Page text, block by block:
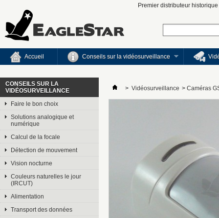
Premier distributeur
Accueil Conseils sur la vidéosurveillance
CONSEILS SUR LA
VIDÉOSURVEILLANCE
Faire le bon choix
Solutions analogique et
numérique
Calcul de la focale
Détection de mouvement
Vision nocturne
Couleurs naturelles le jour
(IRCUT)
Alimentation
Transport des données
> Vidéosurveillance > Caméras